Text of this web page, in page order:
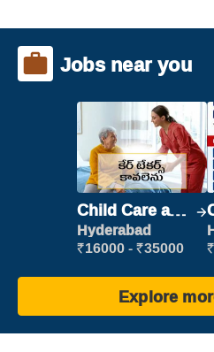
Jobs near you
Child Care and
Patient care
Hyderabad
₹16000 - ₹35000
Explore